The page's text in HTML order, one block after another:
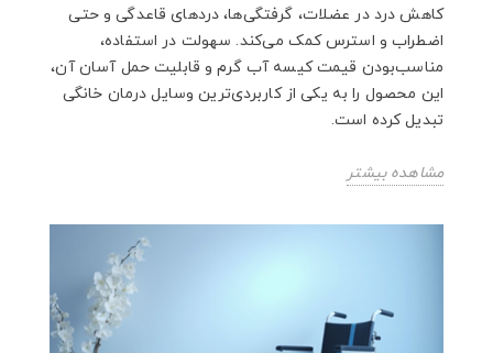
کاهش درد در عضلات، گرفتگی‌ها، دردهای قاعدگی و حتی
اضطراب و استرس کمک می‌کند. سهولت در استفاده،
مناسب‌بودن قیمت کیسه آب گرم و قابلیت حمل آسان آن،
این محصول را به یکی از کاربردی‌ترین وسایل درمان خانگی
تبدیل کرده است.
مشاهده بیشتر